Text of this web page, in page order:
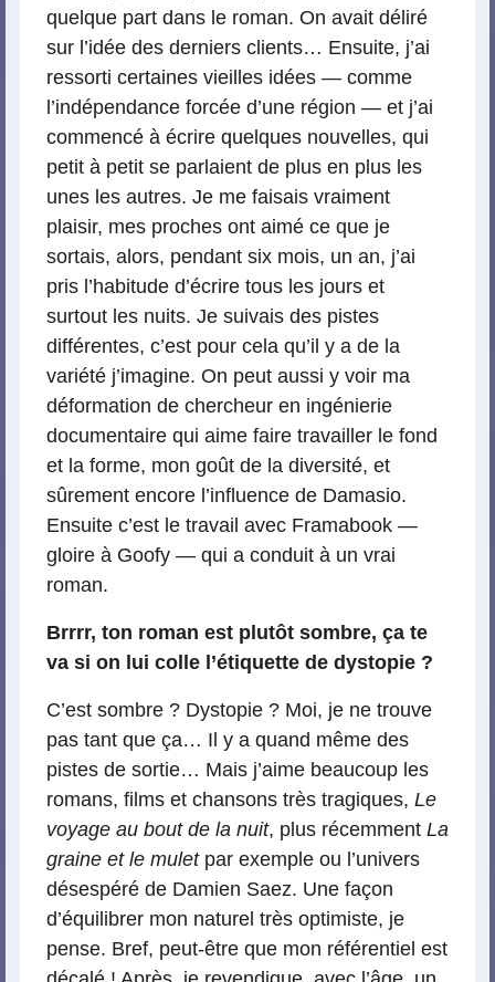
quelque part dans le roman. On avait déliré
sur l’idée des derniers clients… Ensuite, j’ai
ressorti certaines vieilles idées — comme
l’indépendance forcée d’une région — et j’ai
commencé à écrire quelques nouvelles, qui
petit à petit se parlaient de plus en plus les
unes les autres. Je me faisais vraiment
plaisir, mes proches ont aimé ce que je
sortais, alors, pendant six mois, un an, j’ai
pris l’habitude d’écrire tous les jours et
surtout les nuits. Je suivais des pistes
différentes, c’est pour cela qu’il y a de la
variété j’imagine. On peut aussi y voir ma
déformation de chercheur en ingénierie
documentaire qui aime faire travailler le fond
et la forme, mon goût de la diversité, et
sûrement encore l’influence de Damasio.
Ensuite c’est le travail avec Framabook —
gloire à Goofy — qui a conduit à un vrai
roman.
Brrrr, ton roman est plutôt sombre, ça te
va si on lui colle l’étiquette de dystopie ?
C’est sombre ? Dystopie ? Moi, je ne trouve
pas tant que ça… Il y a quand même des
pistes de sortie… Mais j’aime beaucoup les
romans, films et chansons très tragiques, Le
voyage au bout de la nuit, plus récemment La
graine et le muletpar exemple ou l’univers
désespéré de Damien Saez. Une façon
d’équilibrer mon naturel très optimiste, je
pense. Bref, peut-être que mon référentiel est